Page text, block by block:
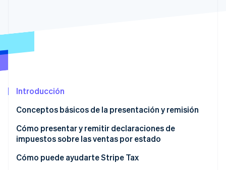
Introducción
Conceptos básicos de la presentación y remisión
Presentar una declaración de impuestos sobre las
ventas
Remisión
Cómo presentar y remitir declaraciones de
impuestos sobre las ventas por estado
Alabama
Cómo puede ayudarte Stripe Tax